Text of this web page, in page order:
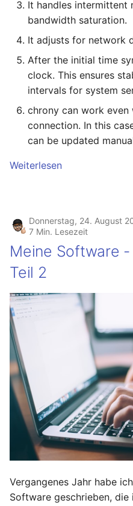
It handles intermittent
bandwidth saturation.
It adjusts for network
After the initial time
clock. This ensures
intervals for system
chrony can work
connection. In this
can be updated
Weiterlesen
Donnerstag, 24. August
7 Min. Lesezeit
Meine Software
Teil 2
Vergangenes Jahr habe
Software geschrieben,